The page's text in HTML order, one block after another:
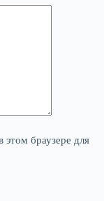
браузере для